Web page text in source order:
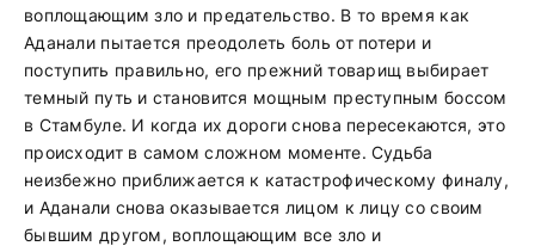
воплощающим зло и предательство. В то время как
Аданали пытается преодолеть боль от потери и
поступить правильно, его прежний товарищ выбирает
темный путь и становится мощным преступным боссом
в Стамбуле. И когда их дороги снова пересекаются, это
происходит в самом сложном моменте. Судьба
неизбежно приближается к катастрофическому финалу,
и Аданали снова оказывается лицом к лицу со своим
бывшим другом, воплощающим все зло и